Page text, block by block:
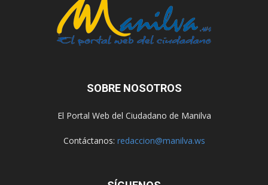
SOBRE NOSOTROS
El Portal Web del Ciudadano de Manilva
Contáctanos: redaccion@manilva.ws